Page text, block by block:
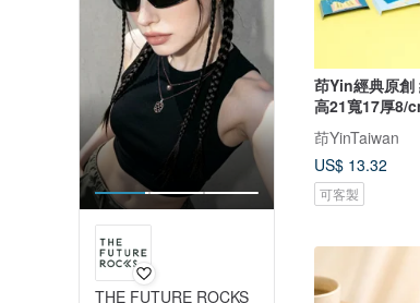
THE FUTURE ROCKS
茚Yin經典原創
高21寬17厚8/
茚YinTaiwan
US$ 13.32
可客製